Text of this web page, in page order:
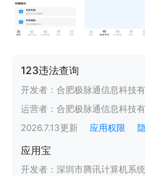
123违法查询
开发者： 合肥极脉通信息科技
运营者： 合肥极脉通信息科技
2026.7.13更新 应用权限
应用宝
开发者： 深圳市腾讯计算机系